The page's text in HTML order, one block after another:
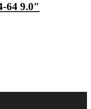
64 9.0″